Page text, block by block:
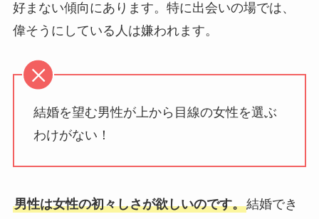
好まない傾向にあります。特に出会いの場では、
偉そうにしている人は嫌われます。
結婚を望む男性が上から目線の女性を選ぶ
わけがない！
男性は女性の初々しさが欲しいのです。結婚でき